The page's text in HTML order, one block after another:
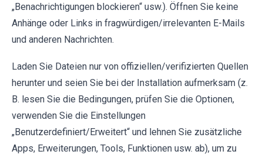
„Benachrichtigungen blockieren“ usw.). Öffnen Sie keine
Anhänge oder Links in fragwürdigen/irrelevanten E-Mails
und anderen Nachrichten.
Laden Sie Dateien nur von offiziellen/verifizierten Quellen
herunter und seien Sie bei der Installation aufmerksam (z.
B. lesen Sie die Bedingungen, prüfen Sie die Optionen,
verwenden Sie die Einstellungen
„Benutzerdefiniert/Erweitert“ und lehnen Sie zusätzliche
Apps, Erweiterungen, Tools, Funktionen usw. ab), um zu